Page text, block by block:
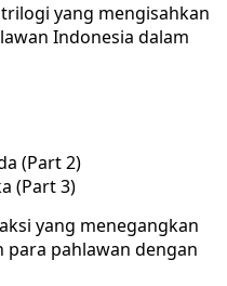
yang mengisahkan
Indonesia dalam
(Part 2)
(Part 3)
yang menegangkan
pahlawan dengan